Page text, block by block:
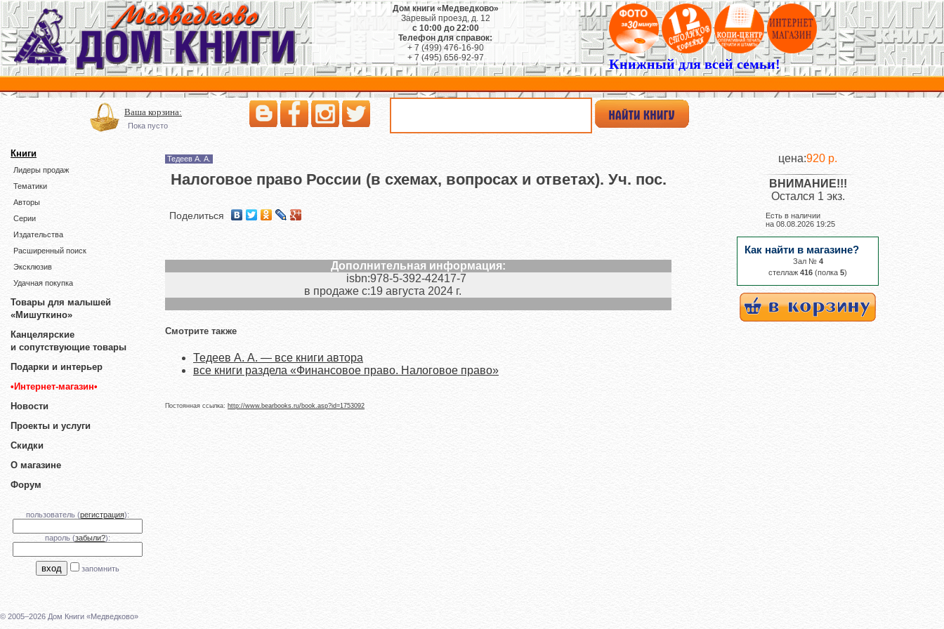
Дом книги «Медведково»
Заревый проезд, д. 12
с 10:00 до 22:00
Телефон для справок:
+ 7 (499) 476-16-90
+ 7 (495) 656-92-97
Книжный для всей семьи!
Ваша корзина:
Пока пусто
Книги
Лидеры продаж
Тематики
Авторы
Серии
Издательства
Расширенный поиск
Эксклюзив
Удачная покупка
Товары для малышей
«Мишуткино»
Канцелярские
и сопутствующие товары
Подарки и интерьер
•Интернет-магазин•
Новости
Проекты и услуги
Скидки
О магазине
Форум
пользователь (регистрация):
пароль (забыли?):
запомнить
© 2005–2026 Дом Книги «Медведково»
Тедеев А. А.
Налоговое право России (в схемах, вопросах и ответах). Уч. пос.
Поделиться
Дополнительная информация:
isbn:978-5-392-42417-7
в продаже с:19 августа 2024 г.
Смотрите также
Тедеев А. А. — все книги автора
все книги раздела «Финансовое право. Налоговое право»
Постоянная ссылка: http://www.bearbooks.ru/book.asp?id=1753092
цена:920 р.
ВНИМАНИЕ!!!
Остался 1 экз.
Есть в наличии
на 08.08.2026 19:25
Как найти в магазине?
Зал № 4
cтеллаж 416 (полка 5)